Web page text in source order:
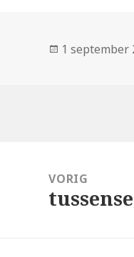
Geplaatst
1 september
navigatieVORIG
Vorig